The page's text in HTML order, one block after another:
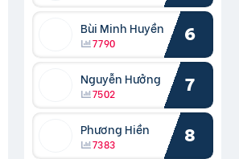
Bùi Minh Huyền
7790 6
Nguyễn Hưởng
7502 7
Phương Hiền
7383 8